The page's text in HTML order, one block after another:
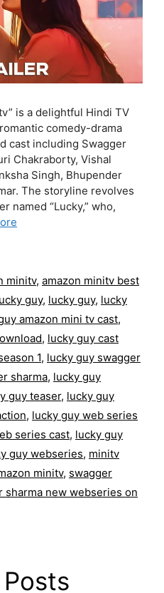
is a delightful Hindi TV
comedy-drama
cast including Swagger
Chakraborty, Vishal
Singh, Bhupender
The storyline revolves
named “Lucky,” who,
minitv, amazon minitv best
guy, lucky guy, lucky
amazon mini tv cast,
, lucky guy cast
1, lucky guy swagger
sharma, lucky guy
guy teaser, lucky guy
, lucky guy web series
series cast, lucky guy
guy webseries, minitv
minitv, swagger
sharma new webseries on